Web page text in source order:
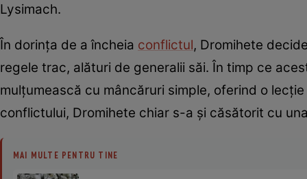
Lysimach.
În dorința de a încheia conflictul, Dromihete
regele trac, alături de generalii săi. În timp ce
mulțumească cu mâncăruri simple, oferind o
conflictului, Dromihete chiar s-a și căsătorit cu
MAI MULTE PENTRU TINE